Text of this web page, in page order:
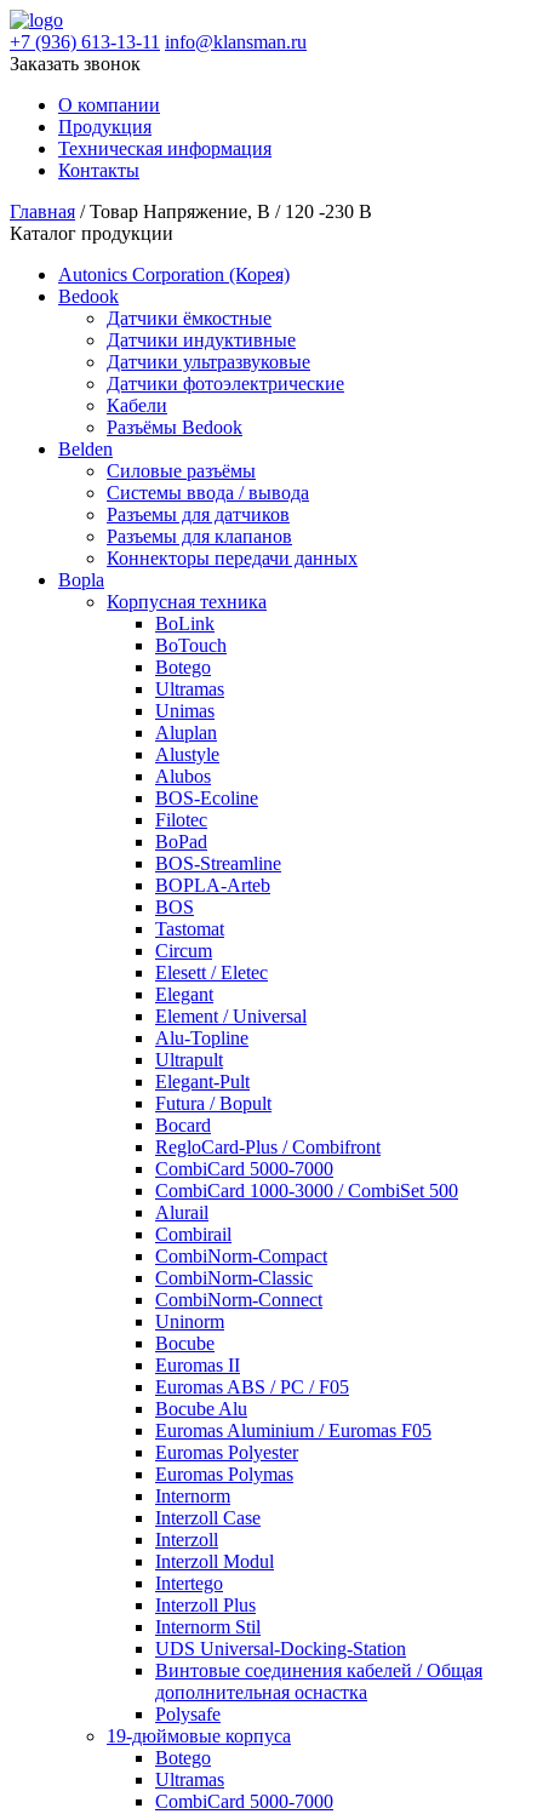
+7 (936) 613-13-11 info@klansman.ru
Заказать звонок
О компании
Продукция
Техническая информация
Контакты
Главная / Товар Напряжение, В / 120 -230 В
Каталог продукции
Autonics Corporation (Корея)
Bedook
Датчики ёмкостные
Датчики индуктивные
Датчики ультразвуковые
Датчики фотоэлектрические
Кабели
Разъёмы Bedook
Belden
Силовые разъёмы
Системы ввода / вывода
Разъемы для датчиков
Разъемы для клапанов
Коннекторы передачи данных
Bopla
Корпусная техника
BoLink
BoTouch
Botego
Ultramas
Unimas
Aluplan
Alustyle
Alubos
BOS-Ecoline
Filotec
BoPad
BOS-Streamline
BOPLA-Arteb
BOS
Tastomat
Circum
Elesett / Eletec
Elegant
Element / Universal
Alu-Topline
Ultrapult
Elegant-Pult
Futura / Bopult
Bocard
RegloCard-Plus / Combifront
CombiCard 5000-7000
CombiCard 1000-3000 / CombiSet 500
Alurail
Combirail
CombiNorm-Compact
CombiNorm-Classic
CombiNorm-Connect
Uninorm
Bocube
Euromas II
Euromas ABS / PC / F05
Bocube Alu
Euromas Aluminium / Euromas F05
Euromas Polyester
Euromas Polymas
Internorm
Interzoll Case
Interzoll
Interzoll Modul
Intertego
Interzoll Plus
Internorm Stil
UDS Universal-Docking-Station
Винтовые соединения кабелей / Общая
дополнительная оснастка
Polysafe
19-дюймовые корпуса
Botego
Ultramas
CombiCard 5000-7000